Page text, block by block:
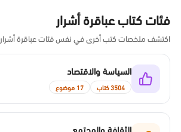
فئات كتاب عباقرة أشرار
اكتشف ملخصات كتب أخرى في نفس فئات عباقرة أشرار
السياسة والاقتصاد
3504 كتاب 17 موضوع
الثقافة والمجتمع